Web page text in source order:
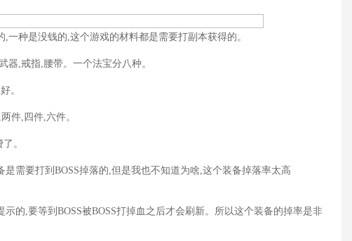
种是没钱的,这个游戏的材料都是需要打副本获得的。
,戒指,腰带。一个法宝分八种。
。
件,四件,六件。
。
需要打到BOSS掉落的,但是我也不知道为啥,这个装备掉落率太高
的,要等到BOSS被BOSS打掉血之后才会刷新。所以这个装备的掉率是非